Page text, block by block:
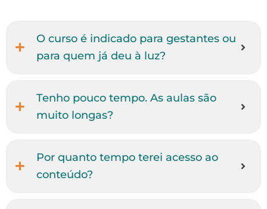
O curso é indicado para gestantes ou
para quem já deu à luz?
Tenho pouco tempo. As aulas são
muito longas?
Por quanto tempo terei acesso ao
conteúdo?